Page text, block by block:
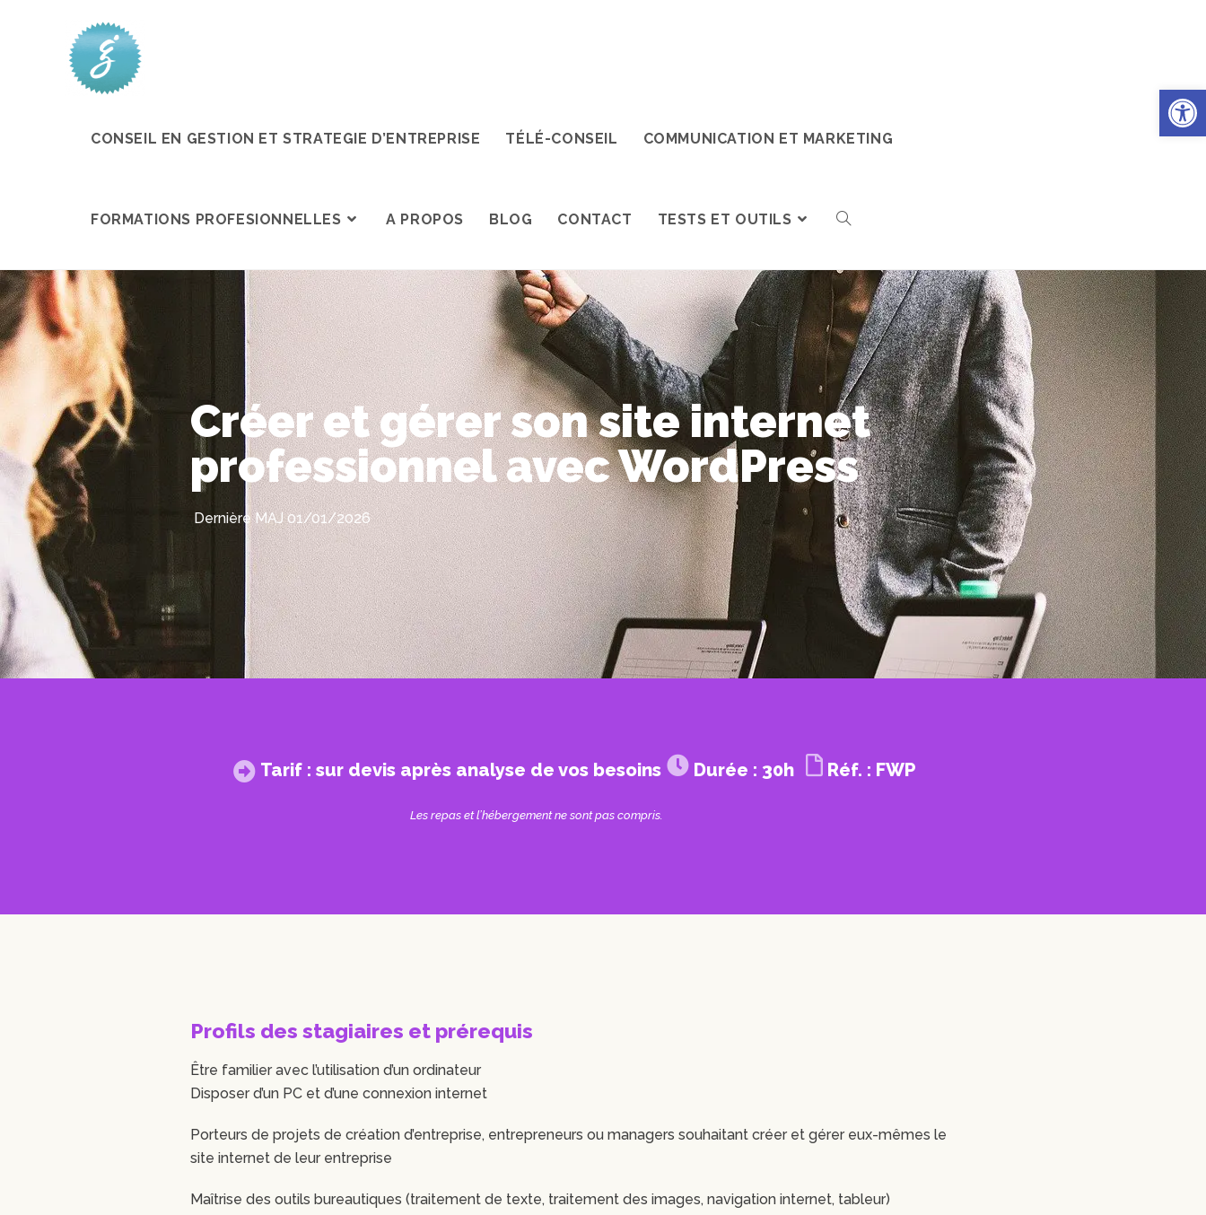
CONSEIL EN GESTION ET STRATEGIE D’ENTREPRISE TÉLÉ-CONSEIL COMMUNICATION ET MARKETING
FORMATIONS PROFESIONNELLES A PROPOS BLOG CONTACT TESTS ET OUTILS
Créer et gérer son site internet
professionnel avec WordPress
Dernière MAJ 01/01/2026
Tarif : sur devis après analyse de vos besoins Durée : 30h Réf. : FWP
Les repas et l’hébergement ne sont pas compris.
Profils des stagiaires et prérequis
Être familier avec l’utilisation d’un ordinateur
Disposer d’un PC et d’une connexion internet
Porteurs de projets de création d’entreprise, entrepreneurs ou managers souhaitant créer et gérer eux-mêmes le
site internet de leur entreprise
Maîtrise des outils bureautiques (traitement de texte, traitement des images, navigation internet, tableur)